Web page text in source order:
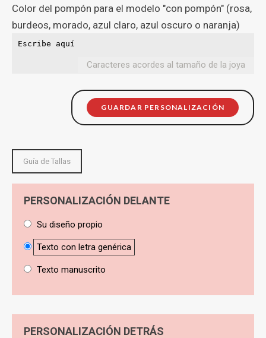
Color del pompón para el modelo "con pompón" (rosa,
burdeos, morado, azul claro, azul oscuro o naranja)
Caracteres acordes al tamaño de la joya
GUARDAR PERSONALIZACIÓN
Guía de Tallas
PERSONALIZACIÓN DELANTE
Su diseño propio
Texto con letra genérica
Texto manuscrito
PERSONALIZACIÓN DETRÁS